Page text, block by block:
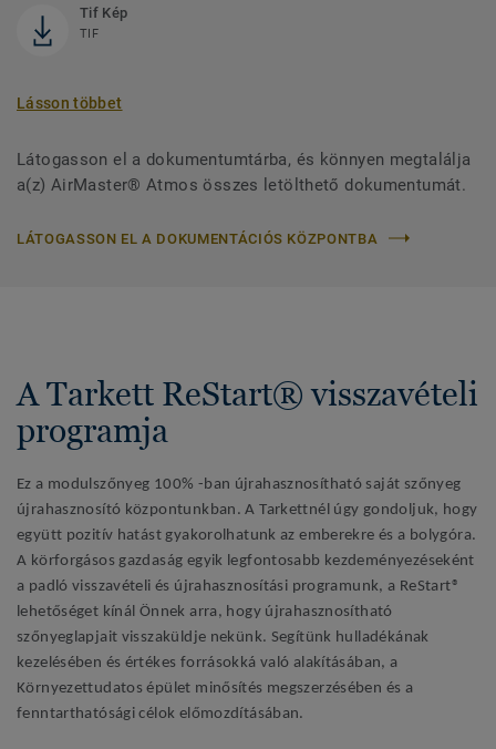
Tif Kép
TIF
Lásson többet
Látogasson el a dokumentumtárba, és könnyen megtalálja
a(z) AirMaster® Atmos összes letölthető dokumentumát.
LÁTOGASSON EL A DOKUMENTÁCIÓS KÖZPONTBA
A Tarkett ReStart® visszavételi
programja
Ez a modulszőnyeg 100% -ban újrahasznosítható saját szőnyeg
újrahasznosító központunkban. A Tarkettnél úgy gondoljuk, hogy
együtt pozitív hatást gyakorolhatunk az emberekre és a bolygóra.
A körforgásos gazdaság egyik legfontosabb kezdeményezéseként
a padló visszavételi és újrahasznosítási programunk, a ReStart®
lehetőséget kínál Önnek arra, hogy újrahasznosítható
szőnyeglapjait visszaküldje nekünk. Segítünk hulladékának
kezelésében és értékes forrásokká való alakításában, a
Környezettudatos épület minősítés megszerzésében és a
fenntarthatósági célok előmozdításában.